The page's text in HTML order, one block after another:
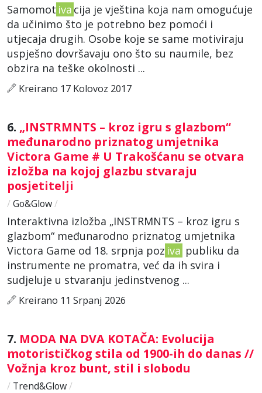
Samomot iva cija je vještina koja nam omogućuje
da učinimo što je potrebno bez pomoći i
utjecaja drugih. Osobe koje se same motiviraju
uspješno dovršavaju ono što su naumile, bez
obzira na teške okolnosti ...
Kreirano 17 Kolovoz 2017
6. „INSTRMNTS – kroz igru s glazbom“
međunarodno priznatog umjetnika
Victora Game # U Trakošćanu se otvara
izložba na kojoj glazbu stvaraju
posjetitelji
/ Go&Glow/
Interaktivna izložba „INSTRMNTS – kroz igru s
glazbom“ međunarodno priznatog umjetnika
Victora Game od 18. srpnja poz iva publiku da
instrumente ne promatra, već da ih svira i
sudjeluje u stvaranju jedinstvenog ...
Kreirano 11 Srpanj 2026
7. MODA NA DVA KOTAČA: Evolucija
motorističkog stila od 1900-ih do danas //
Vožnja kroz bunt, stil i slobodu
/ Trend&Glow/